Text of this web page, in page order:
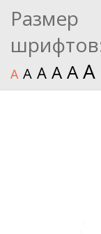
Размер
A A A A AA